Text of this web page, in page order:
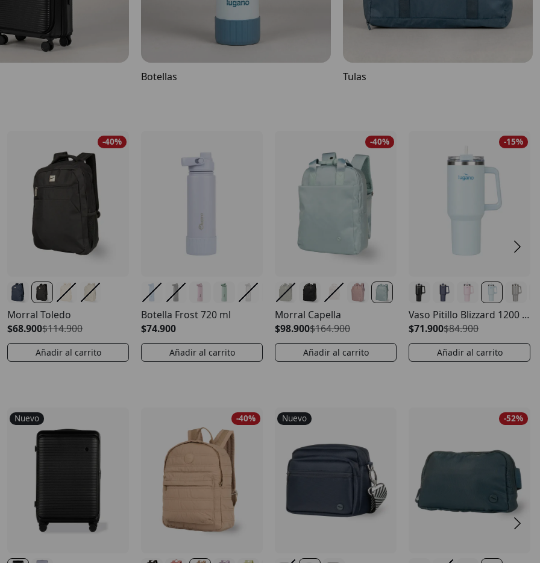
Botellas Tulas
-40%
Morral Toledo
$68.900$114.900
Añadir al carrito
Botella Frost 720 ml
$74.900
Añadir al carrito
-40%
Morral Capella
$98.900$164.900
Añadir al carrito
-15%
Vaso Pitillo Blizzard 1200 ml
$71.900$84.900
Añadir al carrito
Nuevo -40% Nuevo -52%